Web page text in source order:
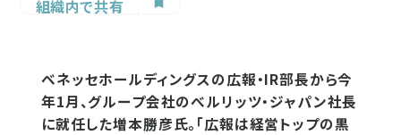
組織内で共有
ベネッセホールディングスの広報・IR部長から今
年1月、グループ会社のべルリッツ・ジャパン社長
に就任した増本勝彦氏。「広報は経営トップの黒